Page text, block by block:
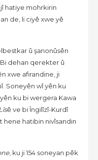
hatiye mohrkirin
de, li ciyê xwe yê
û şanonûsên
dehan qerekter û
xwe afirandine, ji
Soneyên wî yên ku
ku bi wergera Kawa
ê ve bi Îngilîzî-Kurdî
hene hatibin nivîsandin
, ku ji 154 soneyan pêk